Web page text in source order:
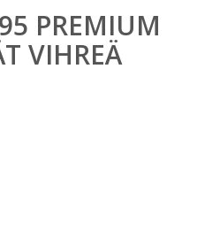
PREMIUM
VIHREÄ